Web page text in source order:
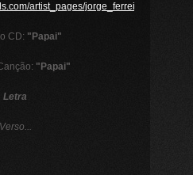
artist_pages/jorge_ferreira/papai/
CD: " Papai"
"Papai"
Letra
Verso...